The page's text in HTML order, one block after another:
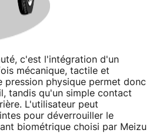
c'est l'intégration d'un
mécanique, tactile et
pression physique permet donc
tandis qu'un simple contact
L'utilisateur peut
pour déverrouiller le
biométrique choisi par Meizu